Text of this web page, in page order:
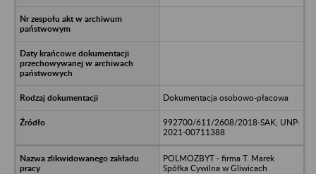
Dokumentacja osobowo-płacowa
992700/611/2608/2018-SAK; UNP:
2021-00711388
POLMOZBYT - firma T. Marek
Spółka Cywilna w Gliwicach